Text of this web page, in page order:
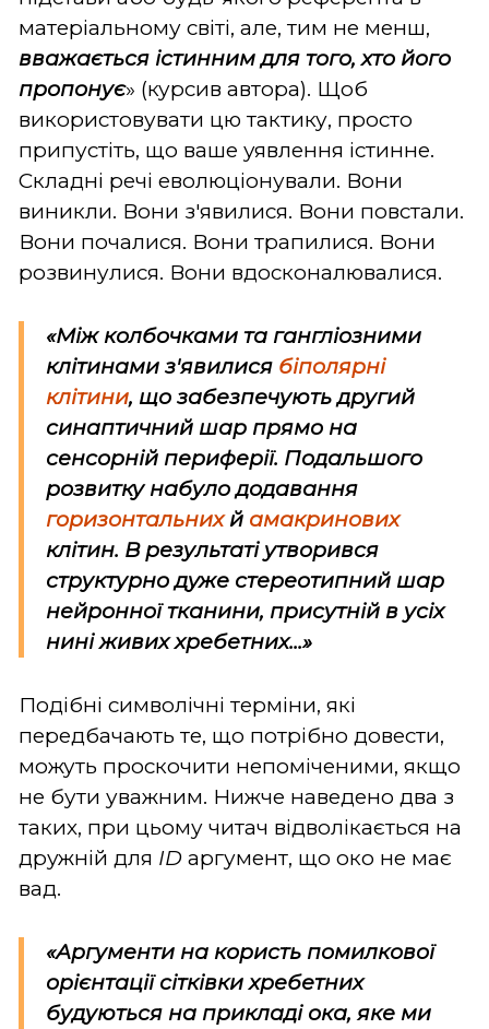
матеріальному світі, але, тим не менш,
вважається істинним для того, хто його
пропонує» (курсив автора). Щоб
використовувати цю тактику, просто
припустіть, що ваше уявлення істинне.
Складні речі еволюціонували. Вони
виникли. Вони з'явилися. Вони повстали.
Вони почалися. Вони трапилися. Вони
розвинулися. Вони вдосконалювалися.
«Між колбочками та гангліозними
клітинами з'явилися біполярні
клітини, що забезпечуютьдругий
синаптичний шар прямо на
сенсорній периферії. Подальшого
розвитку набулододавання
горизонтальнихй амакринових
клітин. В результаті утворився
структурно дуже стереотипний шар
нейронної тканини, присутній в усіх
нині живих хребетних...»
Подібні символічні терміни, які
передбачають те, що потрібно довести,
можуть проскочити непоміченими, якщо
не бути уважним. Нижче наведено два з
таких, при цьому читач відволікається на
дружній для ID аргумент, що око не має
вад.
«Аргументи на користь помилкової
орієнтації сітківки хребетних
будуються на прикладі ока, яке ми